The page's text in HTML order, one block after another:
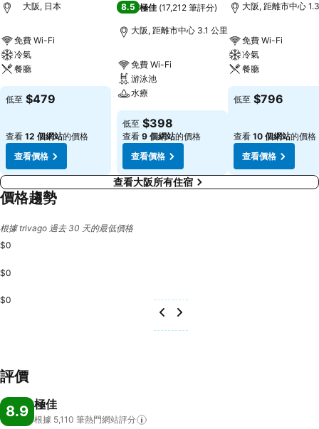
大阪, 日本
免費 Wi-Fi
冷氣
餐廳
低至 $479
查看 12 個網站的價格
查看價格
8.5 極佳 (17,212 筆評分)
大阪, 距離市中心 3.1 公里
免費 Wi-Fi
游泳池
水療
低至 $398
查看 9 個網站的價格
查看價格
大阪, 距離市中心
免費 Wi-Fi
冷氣
餐廳
低至 $796
查看 10 個網站的價格
查看價格
查看大阪所有住宿
價格趨勢
根據 trivago 過去 30 天的最低價格
$0
$0
$0
評價
8.9 極佳
根據 5,110 筆熱門網站評分